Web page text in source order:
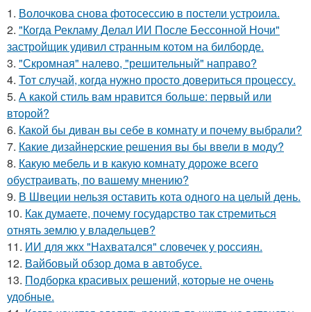
1. Волочкова снова фотосессию в постели устроила.
2. "Когда Рекламу Делал ИИ После Бессонной Ночи"
застройщик удивил странным котом на билборде.
3. "Скромная" налево, "решительный" направо?
4. Тот случай, когда нужно просто довериться процессу.
5. А какой стиль вам нравится больше: первый или
второй?
6. Какой бы диван вы себе в комнату и почему выбрали?
7. Какие дизайнерские решения вы бы ввели в моду?
8. Какую мебель и в какую комнату дороже всего
обустраивать, по вашему мнению?
9. В Швеции нельзя оставить кота одного на целый день.
10. Как думаете, почему государство так стремиться
отнять землю у владельцев?
11. ИИ для жкх "Нахватался" словечек у россиян.
12. Вайбовый обзор дома в автобусе.
13. Подборка красивых решений, которые не очень
удобные.